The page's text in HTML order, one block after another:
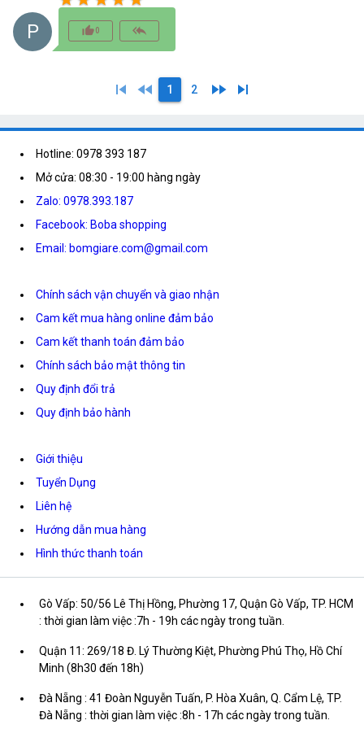
P thumb_up_alt0 reply_all
skip_previous fast_rewind 1 2 fast_forward skip_next
Hotline: 0978 393 187
Mở cửa: 08:30 - 19:00 hàng ngày
Zalo: 0978.393.187
Facebook: Boba shopping
Email: bomgiare.com@gmail.com
Chính sách vận chuyển và giao nhận
Cam kết mua hàng online đảm bảo
Cam kết thanh toán đảm bảo
Chính sách bảo mật thông tin
Quy định đổi trả
Quy định bảo hành
Giới thiệu
Tuyển Dụng
Liên hệ
Hướng dẫn mua hàng
Hình thức thanh toán
Gò Vấp: 50/56 Lê Thị Hồng, Phường 17, Quận Gò Vấp, TP. HCM
: thời gian làm việc :7h - 19h các ngày trong tuần.
Quận 11: 269/18 Đ. Lý Thường Kiệt, Phường Phú Thọ, Hồ Chí
Minh (8h30 đến 18h)
Đà Nẵng : 41 Đoàn Nguyễn Tuấn, P. Hòa Xuân, Q. Cẩm Lệ, TP.
Đà Nẵng : thời gian làm việc :8h - 17h các ngày trong tuần.